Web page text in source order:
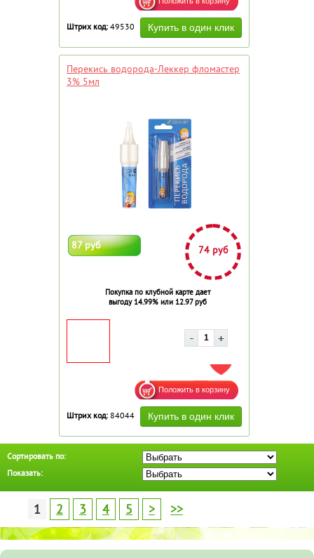
Штрих код: 49530
Перекись водорода-Леккер фломастер
3% 5мл
87 руб 74 руб
Покупка по клубной карте дает
выгоду 14.99% или 12.97 руб
ДОБАВИТЬ В ИЗБРАННОЕ
Штрих код: 84044
Сортировать по:
Показать:
1 2 3 4 5 > >>